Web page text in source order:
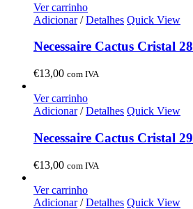
Ver carrinho
Adicionar/ Detalhes Quick View
Necessaire Cactus Cristal 28
€13,00 com IVA
Ver carrinho
Adicionar/ Detalhes Quick View
Necessaire Cactus Cristal 29
€13,00 com IVA
Ver carrinho
Adicionar/ Detalhes Quick View